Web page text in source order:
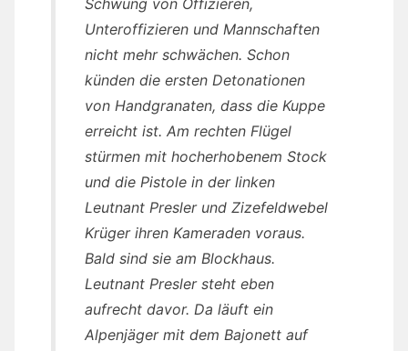
Unteroffizieren und Mannschaften
nicht mehr schwächen. Schon
künden die ersten Detonationen
von Handgranaten, dass die Kuppe
erreicht ist. Am rechten Flügel
stürmen mit hocherhobenem Stock
und die Pistole in der linken
Leutnant Presler und Zizefeldwebel
Krüger ihren Kameraden voraus.
Bald sind sie am Blockhaus.
Leutnant Presler steht eben
aufrecht davor. Da läuft ein
Alpenjäger mit dem Bajonett auf